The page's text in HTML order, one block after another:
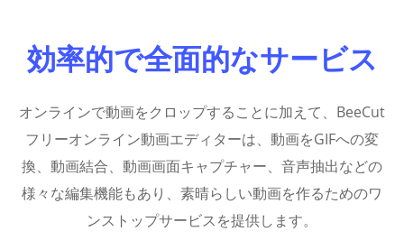
効率的で全面的なサービス
オンラインで動画をクロップすることに加えて、BeeCut
フリーオンライン動画エディターは、動画をGIFへの変
換、動画結合、動画画面キャプチャー、音声抽出などの
様々な編集機能もあり、素晴らしい動画を作るためのワ
ンストップサービスを提供します。